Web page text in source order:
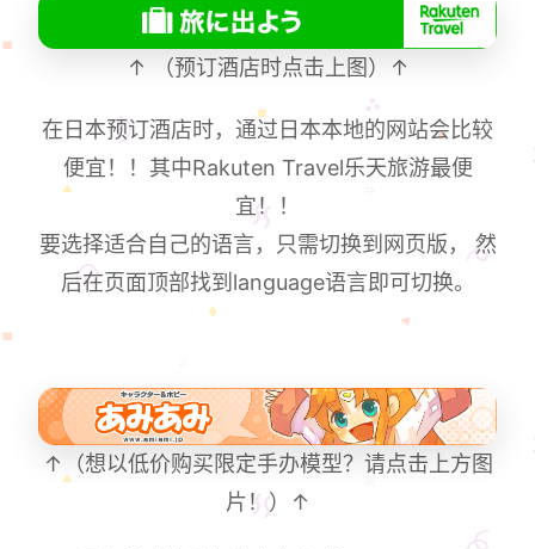
↑ （预订酒店时点击上图）↑
在日本预订酒店时，通过日本本地的网站会比较
便宜！！其中Rakuten Travel乐天旅游最便
宜！！
要选择适合自己的语言，只需切换到网页版， 然
后在页面顶部找到language语言即可切换。
↑（想以低价购买限定手办模型？请点击上方图
片！）↑